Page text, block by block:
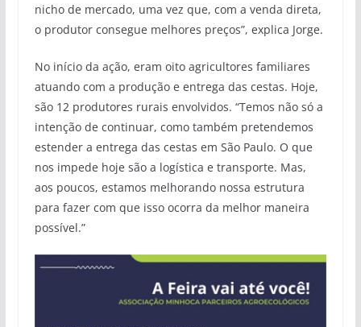
nicho de mercado, uma vez que, com a venda direta,
o produtor consegue melhores preços”, explica Jorge.
No início da ação, eram oito agricultores familiares
atuando com a produção e entrega das cestas. Hoje,
são 12 produtores rurais envolvidos. “Temos não só a
intenção de continuar, como também pretendemos
estender a entrega das cestas em São Paulo. O que
nos impede hoje são a logística e transporte. Mas,
aos poucos, estamos melhorando nossa estrutura
para fazer com que isso ocorra da melhor maneira
possível.”